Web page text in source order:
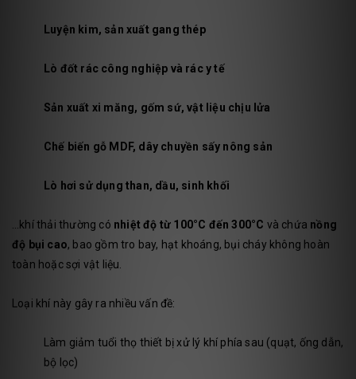
Luyện kim, sản xuất gang thép
Lò đốt rác công nghiệp và rác y tế
Sản xuất xi măng, gốm sứ, vật liệu chịu lửa
Chế biến gỗ MDF, dây chuyền sấy nông sản
Lò hơi sử dụng than, dầu, sinh khối
…khí thải thường có nhiệt độ từ 100°C đến 300°C và chứa nồng
độ bụi cao, bao gồm tro bay, hạt khoáng, bụi cháy không hoàn
toàn hoặc sợi vật liệu.
Loại khí này gây ra nhiều vấn đề:
Làm giảm tuổi thọ thiết bị xử lý khí phía sau (quạt, ống dẫn,
bộ lọc)